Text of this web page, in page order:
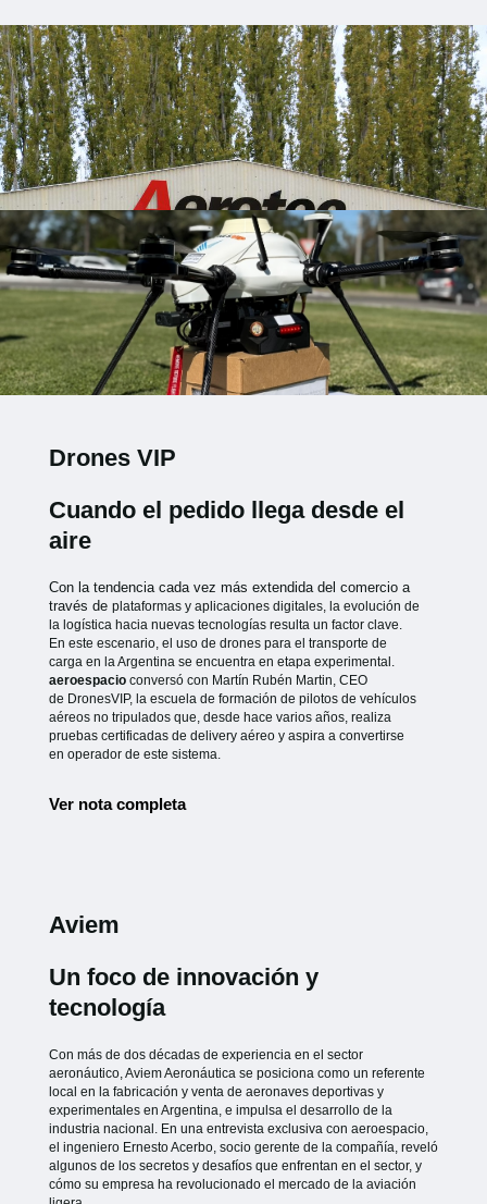
Drones VIP
Cuando el pedido llega desde el
aire
Con la tendencia cada vez más extendida del comercio a
través de plataformas y aplicaciones digitales, la evolución de
la logística hacia nuevas tecnologías resulta un factor clave.
En este escenario, el uso de drones para el transporte de
carga en la Argentina se encuentra en etapa experimental.
aeroespacioconversó con Martín Rubén Martin, CEO
de DronesVIP, la escuela de formación de pilotos de vehículos
aéreos no tripulados que, desde hace varios años, realiza
pruebas certificadas de delivery aéreo y aspira a convertirse
en operador de este sistema.
Ver nota completa
Aviem
Un foco de innovación y
tecnología
Con más de dos décadas de experiencia en el sector
aeronáutico, Aviem Aeronáutica se posiciona como un referente
local en la fabricación y venta de aeronaves deportivas y
experimentales en Argentina, e impulsa el desarrollo de la
industria nacional. En una entrevista exclusiva con aeroespacio,
el ingeniero Ernesto Acerbo, socio gerente de la compañía, reveló
algunos de los secretos y desafíos que enfrentan en el sector, y
cómo su empresa ha revolucionado el mercado de la aviación